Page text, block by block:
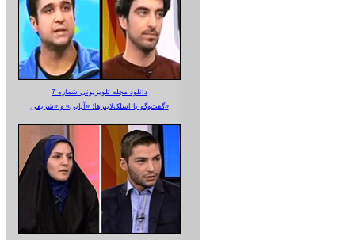
دانلود مجله تلویزیونی شماره 7
گفت‌وگو با اسلک‌لاینرها؛ «آبایی» و «شریفی»